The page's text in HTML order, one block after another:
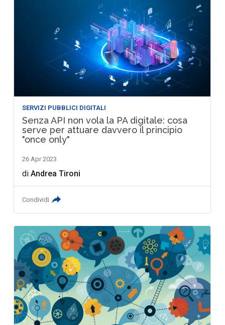
SERVIZI PUBBLICI DIGITALI
Senza API non vola la PA digitale: cosa
serve per attuare davvero il principio
"once only"
26 Apr 2023
diAndrea Tironi
Condividi